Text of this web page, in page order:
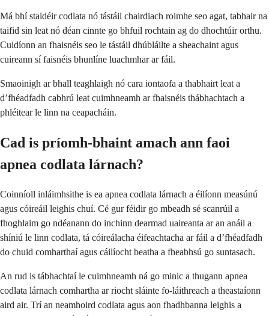
Má bhí staidéir codlata nó tástáil chairdiach roimhe seo agat, tabhair na
taifid sin leat nó déan cinnte go bhfuil rochtain ag do dhochtúir orthu.
Cuidíonn an fhaisnéis seo le tástáil dhúbláilte a sheachaint agus
cuireann sí faisnéis bhunlíne luachmhar ar fáil.
Smaoinigh ar bhall teaghlaigh nó cara iontaofa a thabhairt leat a
d’fhéadfadh cabhrú leat cuimhneamh ar fhaisnéis thábhachtach a
phléitear le linn na ceapacháin.
Cad is príomh-bhaint amach ann faoi
apnea codlata lárnach?
Coinníoll inláimhsithe is ea apnea codlata lárnach a éilíonn measúnú
agus cóireáil leighis chuí. Cé gur féidir go mbeadh sé scanrúil a
fhoghlaim go ndéanann do inchinn dearmad uaireanta ar an anáil a
shíniú le linn codlata, tá cóireálacha éifeachtacha ar fáil a d’fhéadfadh
do chuid comharthaí agus cáilíocht beatha a fheabhsú go suntasach.
An rud is tábhachtaí le cuimhneamh ná go minic a thugann apnea
codlata lárnach comhartha ar riocht sláinte fo-láithreach a theastaíonn
aird air. Trí an neamhoird codlata agus aon fhadhbanna leighis a